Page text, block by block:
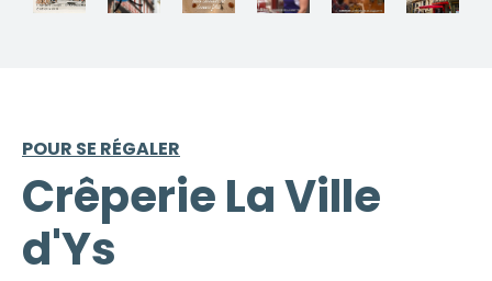
POUR SE RÉGALER
Crêperie La Ville
d'Ys